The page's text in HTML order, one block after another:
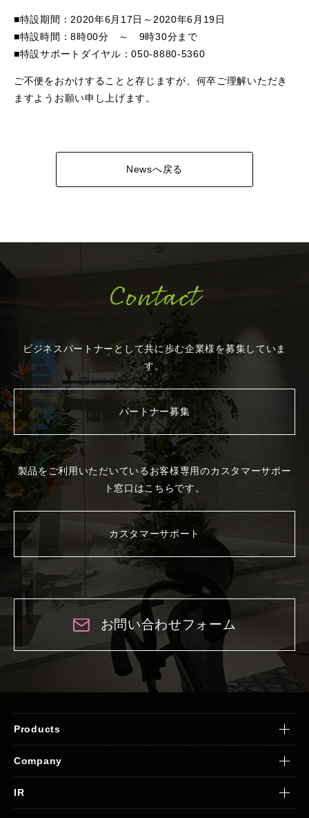
■特設期間：2020年6月17日～2020年6月19日
■特設時間：8時00分 ～ 9時30分まで
■特設サポートダイヤル：050-8880-5360
ご不便をおかけすることと存じますが、何卒ご理解いただき
ますようお願い申し上げます。
Newsへ戻る
Contact
ビジネスパートナーとして共に歩む企業様を募集していま
す。
パートナー募集
製品をご利用いただいているお客様専用のカスタマーサポー
ト窓口はこちらです。
カスタマーサポート
お問い合わせフォーム
Products
Company
IR